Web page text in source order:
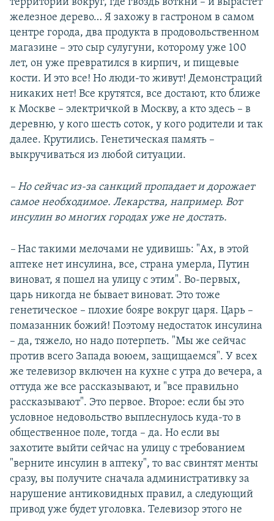
железное дерево… Я захожу в гастроном в самом
центре города, два продукта в продовольственном
магазине – это сыр сулугуни, которому уже 100
лет, он уже превратился в кирпич, и пищевые
кости. И это все! Но люди-то живут! Демонстраций
никаких нет! Все крутятся, все достают, кто ближе
к Москве – электричкой в Москву, а кто здесь – в
деревню, у кого шесть соток, у кого родители и так
далее. Крутились. Генетическая память –
выкручиваться из любой ситуации.
– Но сейчас из-за санкций пропадает и дорожает
самое необходимое. Лекарства, например. Вот
инсулин во многих городах уже не достать.
– Нас такими мелочами не удивишь: "Ах, в этой
аптеке нет инсулина, все, страна умерла, Путин
виноват, я пошел на улицу с этим". Во-первых,
царь никогда не бывает виноват. Это тоже
генетическое – плохие бояре вокруг царя. Царь –
помазанник божий! Поэтому недостаток инсулина
– да, тяжело, но надо потерпеть. "Мы же сейчас
против всего Запада воюем, защищаемся". У всех
же телевизор включен на кухне с утра до вечера, а
оттуда же все рассказывают, и "все правильно
рассказывают". Это первое. Второе: если бы это
условное недовольство выплеснулось куда-то в
общественное поле, тогда – да. Но если вы
захотите выйти сейчас на улицу с требованием
"верните инсулин в аптеку", то вас свинтят менты
сразу, вы получите сначала административку за
нарушение антиковидных правил, а следующий
привод уже будет уголовка. Телевизор этого не